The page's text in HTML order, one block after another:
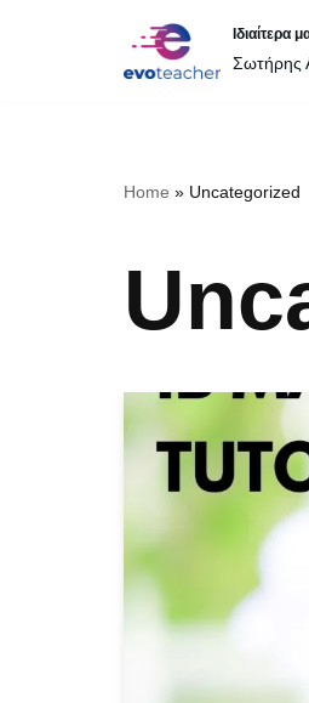
Μεταπηδήστε
Ιδιαίτερα
Σωτήρης
Home » Uncategorized